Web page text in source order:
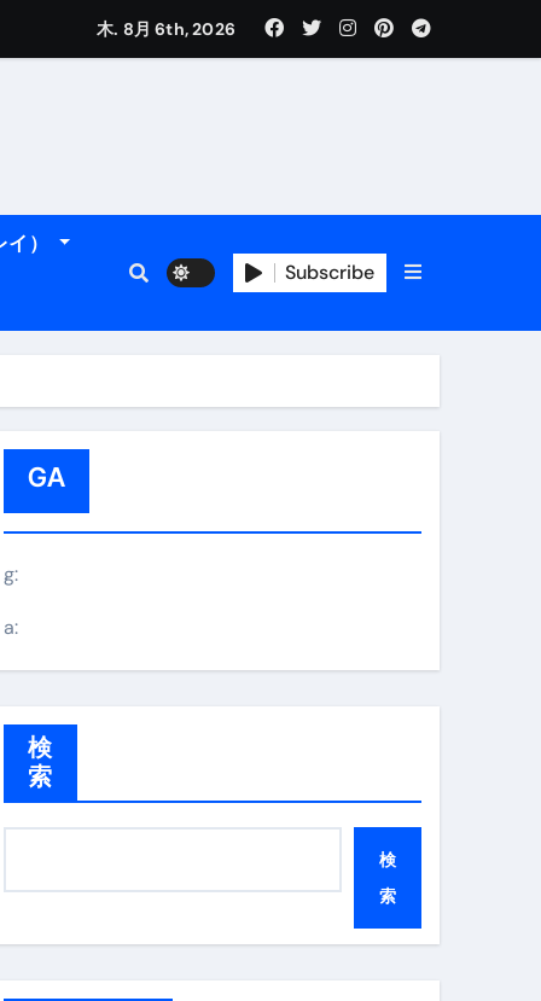
トラブル回避のリアルな裏技アドバイスも
木. 8月 6th, 2026
）
Subscribe
GA
g:
a:
検
索
検
索